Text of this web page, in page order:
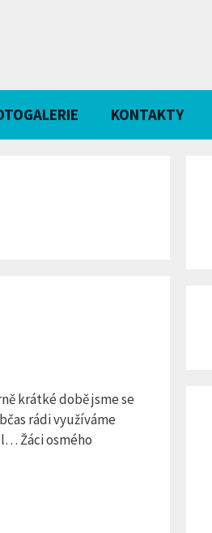
KONTAKTY
krátké době jsme se
rádi využíváme
Žáci osmého